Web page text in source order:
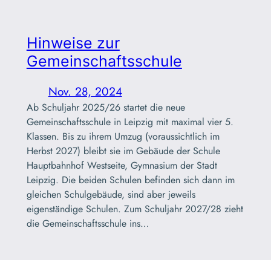
Hinweise zur
Gemeinschaftsschule
Nov. 28, 2024
Ab Schuljahr 2025/26 startet die neue
Gemeinschaftsschule in Leipzig mit maximal vier 5.
Klassen. Bis zu ihrem Umzug (voraussichtlich im
Herbst 2027) bleibt sie im Gebäude der Schule
Hauptbahnhof Westseite, Gymnasium der Stadt
Leipzig. Die beiden Schulen befinden sich dann im
gleichen Schulgebäude, sind aber jeweils
eigenständige Schulen. Zum Schuljahr 2027/28 zieht
die Gemeinschaftsschule ins…